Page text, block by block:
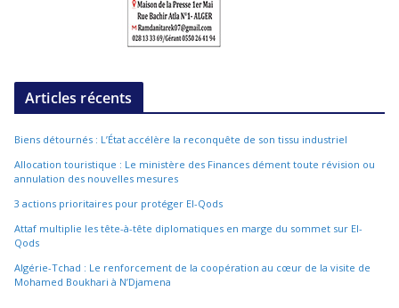
Articles récents
Biens détournés : L’État accélère la reconquête de son tissu industriel
Allocation touristique : Le ministère des Finances dément toute révision ou
annulation des nouvelles mesures
3 actions prioritaires pour protéger El-Qods
Attaf multiplie les tête-à-tête diplomatiques en marge du sommet sur El-
Qods
Algérie-Tchad : Le renforcement de la coopération au cœur de la visite de
Mohamed Boukhari à N’Djamena